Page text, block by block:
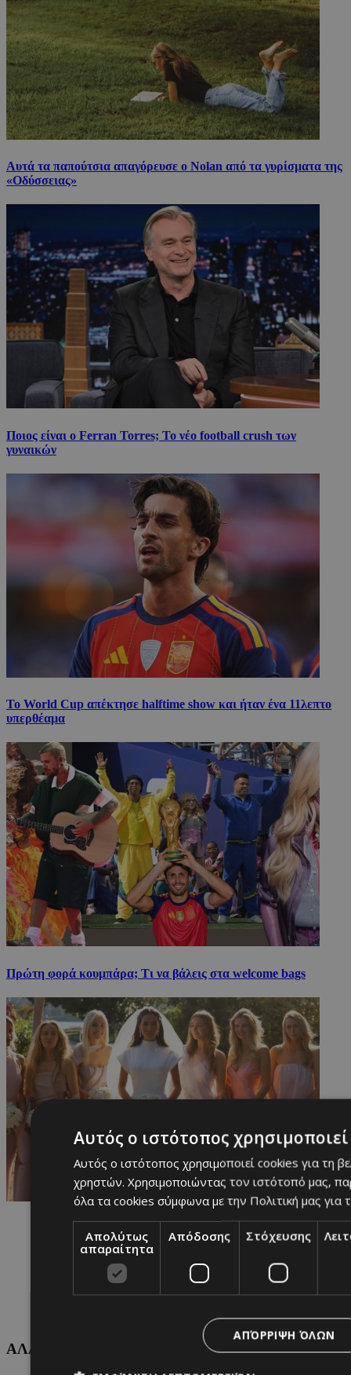
Αυτά τα παπούτσια απαγόρευσε ο Nolan από τα γυρίσματα της
«Οδύσσειας»
Ποιος είναι ο Ferran Torres; Το νέο football crush των
γυναικών
Το World Cup απέκτησε halftime show και ήταν ένα 11λεπτο
υπερθέαμα
Πρώτη φορά κουμπάρα; Τι να βάλεις στα welcome bags
ΑΛΛΕΣ ΚΑΤΗΓΟΡΙΕΣ
Αυτός ο ιστότοπος
Αυτός ο ιστότοπος χρησιμοποιεί cookies για τη
χρηστών. Χρησιμοποιώντας τον ιστότοπό μας,
όλα τα cookies σύμφωνα με την Πολιτική μας για
Απολύτως
απαραίτητα
Απόδοσης Στόχευσης
ΑΠΌΡΡΙΨΗ ΌΛΩΝ